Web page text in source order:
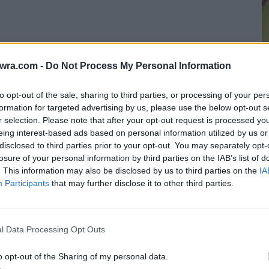
- Do Not Process My Personal Information
opt-out of the sale, sharing to third parties, or processing of your
for targeted advertising by us, please use the below opt-out
selection. Please note that after your opt-out request is processed
interest-based ads based on personal information utilized by us
to third parties prior to your opt-out. You may separately
of your personal information by third parties on the IAB’s list of
This information may also be disclosed by us to third parties on the
Participants that may further disclose it to other third parties.
Data Processing Opt Outs
opt-out of the Sharing of my personal data.
έχουν εμφανιστεί μαζί σε αγώνες αλλά και
έχουν επιβεβαιώσει την μεταξύ τους σχέση.